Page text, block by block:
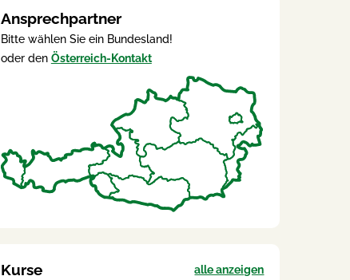
Ansprechpartner
Bitte wählen Sie ein Bundesland!
oder den Österreich-Kontakt
Kurse alle anzeigen